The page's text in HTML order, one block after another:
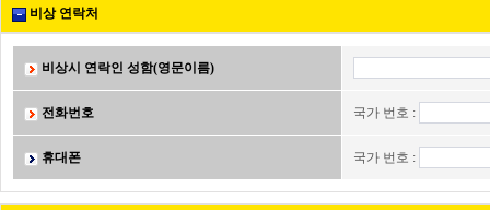
비상 연락처
비상시 연락인 성함(영문이름)
전화번호 국가 번호 :
휴대폰 국가 번호 :